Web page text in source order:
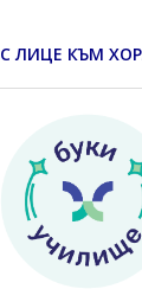
С ЛИЦЕ КЪМ